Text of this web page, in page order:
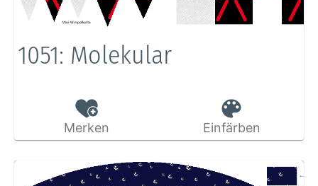
1051: Molekular
Merken Einfärben